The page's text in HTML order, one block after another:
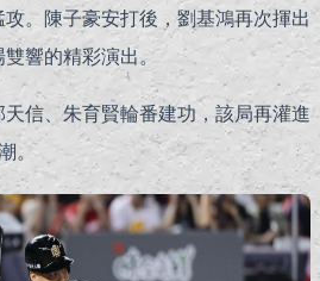
。陳子豪安打後，劉基鴻再次揮出
響的精彩演出。
信、朱育賢輪番建功，該局再灌進
。